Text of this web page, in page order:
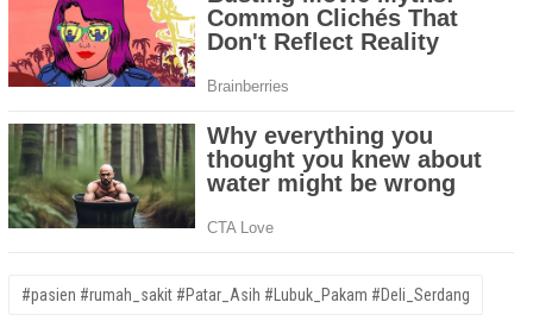
#pasien #rumah_sakit #Patar_Asih #Lubuk_Pakam #Deli_Serdang